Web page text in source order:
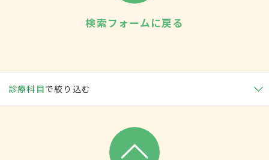
検索フォームに戻る
診療科目で絞り込む